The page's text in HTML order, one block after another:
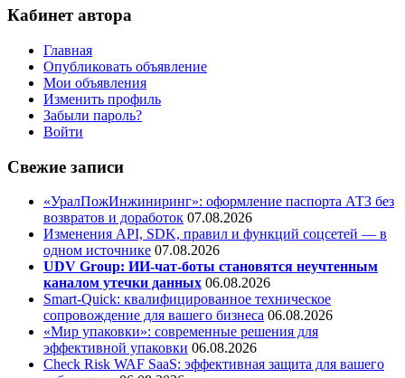
Кабинет автора
Главная
Опубликовать объявление
Мои объявления
Изменить профиль
Забыли пароль?
Войти
Свежие записи
«УралПожИнжиниринг»: оформление паспорта АТЗ без
возвратов и доработок 07.08.2026
Изменения API, SDK, правил и функций соцсетей — в
одном источнике 07.08.2026
UDV Group: ИИ-чат-боты становятся неучтенным
каналом утечки данных 06.08.2026
Smart-Quick: квалифицированное техническое
сопровождение для вашего бизнеса 06.08.2026
«Мир упаковки»: современные решения для
эффективной упаковки 06.08.2026
Check Risk WAF SaaS: эффективная защита для вашего